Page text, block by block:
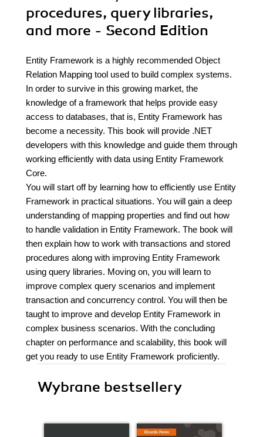
procedures, query libraries,
and more - Second Edition
Entity Framework is a highly recommended Object
Relation Mapping tool used to build complex systems.
In order to survive in this growing market, the
knowledge of a framework that helps provide easy
access to databases, that is, Entity Framework has
become a necessity. This book will provide .NET
developers with this knowledge and guide them through
working efficiently with data using Entity Framework
Core.
You will start off by learning how to efficiently use Entity
Framework in practical situations. You will gain a deep
understanding of mapping properties and find out how
to handle validation in Entity Framework. The book will
then explain how to work with transactions and stored
procedures along with improving Entity Framework
using query libraries. Moving on, you will learn to
improve complex query scenarios and implement
transaction and concurrency control. You will then be
taught to improve and develop Entity Framework in
complex business scenarios. With the concluding
chapter on performance and scalability, this book will
get you ready to use Entity Framework proficiently.
Wybrane bestsellery